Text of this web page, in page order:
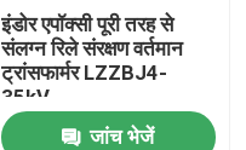
इंडोर एपॉक्सी पूरी तरह से
संलग्न रिले संरक्षण वर्तमान
ट्रांसफार्मर LZZBJ4-
35kV
जांच भेजें